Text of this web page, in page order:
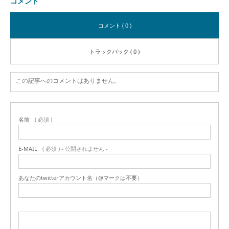
コメント ( 0 )
トラックバック ( 0 )
この記事へのコメントはありません。
名前 ( 必須 )
E-MAIL ( 必須 ) - 公開されません -
あなたのtwitterアカウント名（@マークは不要）